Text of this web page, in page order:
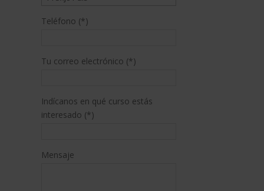
Teléfono (*)
Tu correo electrónico (*)
Indícanos en qué curso estás
interesado (*)
Mensaje